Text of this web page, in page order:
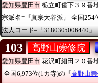
愛知県豊田市 栃立町儘下３９番
宗派名=『真宗大谷派』
全国254
法人コード=「3180305006440」
103 高野山崇修院
愛知県豊田市 花沢町細田２０番
全国6,973位(1カ寺)の『高野山